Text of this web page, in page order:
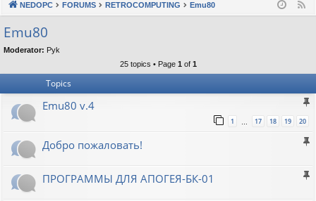
u
NEDOPC FORUMS RETROCOMPUTING Emu80
Emu80
Moderator: Pyk
25 topics • Page 1 of 1
Topics
Emu80 v.4
1 … 17 18 19 20
Добро пожаловать!
ПРОГРАММЫ ДЛЯ АПОГЕЯ-БК-01